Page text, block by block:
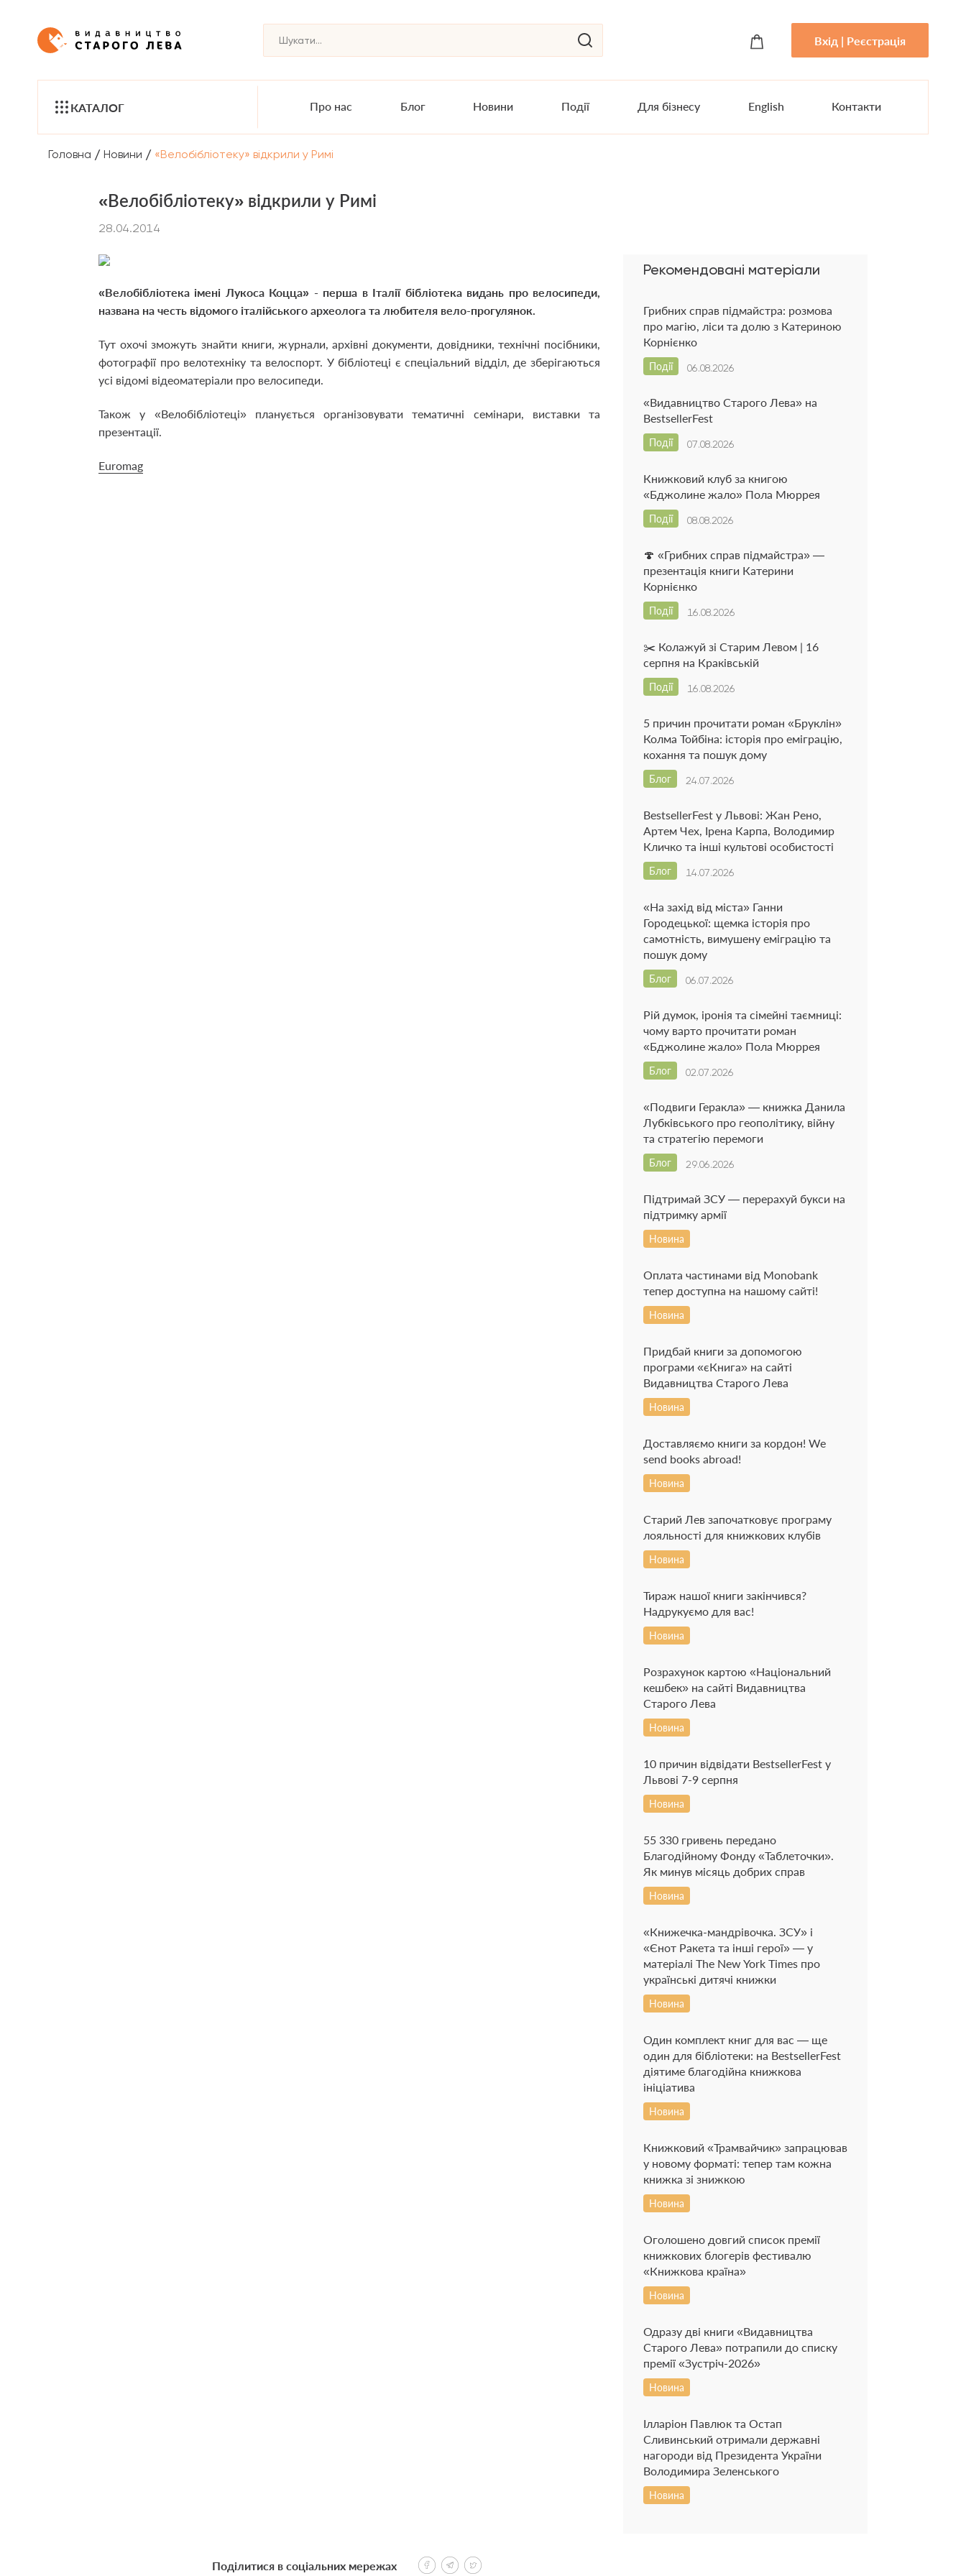
Вхід | Реєстрація
КАТАЛОГ Про нас Блог Новини Події Для бізнесу English Контакти
Головна / Новини / «Велобібліотеку» відкрили у Римі
«Велобібліотеку» відкрили у Римі
28.04.2014
«Велобібліотека імені Лукоса Коцца» - перша в Італії бібліотека видань про велосипеди,
названа на честь відомого італійського археолога та любителя вело-прогулянок.
Тут охочі зможуть знайти книги, журнали, архівні документи, довідники, технічні посібники,
фотографії про велотехніку та велоспорт. У бібліотеці є спеціальний відділ, де зберігаються
усі відомі відеоматеріали про велосипеди.
Також у «Велобібліотеці» планується організовувати тематичні семінари, виставки та
презентації.
Euromag
Рекомендовані матеріали
Грибних справ підмайстра: розмова
про магію, ліси та долю з Катериною
Корнієнко
06.08.2026
Події
«Видавництво Старого Лева» на
BestsellerFest
07.08.2026
Події
Книжковий клуб за книгою
«Бджолине жало» Пола Мюррея
08.08.2026
Події
🍄 «Грибних справ підмайстра» —
презентація книги Катерини
Корнієнко
16.08.2026
Події
✂️ Колажуй зі Старим Левом | 16
серпня на Краківській
16.08.2026
Події
5 причин прочитати роман «Бруклін»
Колма Тойбіна: історія про еміграцію,
кохання та пошук дому
24.07.2026
Блог
BestsellerFest у Львові: Жан Рено,
Артем Чех, Ірена Карпа, Володимир
Кличко та інші культові особистості
14.07.2026
Блог
«На захід від міста» Ганни
Городецької: щемка історія про
самотність, вимушену еміграцію та
пошук дому
06.07.2026
Блог
Рій думок, іронія та сімейні таємниці:
чому варто прочитати роман
«Бджолине жало» Пола Мюррея
02.07.2026
Блог
«Подвиги Геракла» — книжка Данила
Лубківського про геополітику, війну
та стратегію перемоги
29.06.2026
Блог
Підтримай ЗСУ — перерахуй букси на
підтримку армії
Новина
Оплата частинами від Monobank
тепер доступна на нашому сайті!
Новина
Придбай книги за допомогою
програми «єКнига» на сайті
Видавництва Старого Лева
Новина
Доставляємо книги за кордон! We
send books abroad!
Новина
Старий Лев започатковує програму
лояльності для книжкових клубів
Новина
Тираж нашої книги закінчився?
Надрукуємо для вас!
Новина
Розрахунок картою «Національний
кешбек» на сайті Видавництва
Старого Лева
Новина
10 причин відвідати BestsellerFest у
Львові 7-9 серпня
Новина
55 330 гривень передано
Благодійному Фонду «Таблеточки».
Як минув місяць добрих справ
Новина
«Книжечка-мандрівочка. ЗСУ» і
«Єнот Ракета та інші герої» — у
матеріалі The New York Times про
українські дитячі книжки
Новина
Один комплект книг для вас — ще
один для бібліотеки: на BestsellerFest
діятиме благодійна книжкова
ініціатива
Новина
Книжковий «Трамвайчик» запрацював
у новому форматі: тепер там кожна
книжка зі знижкою
Новина
Оголошено довгий список премії
книжкових блогерів фестивалю
«Книжкова країна»
Новина
Одразу дві книги «Видавництва
Старого Лева» потрапили до списку
премії «Зустріч-2026»
Новина
Ілларіон Павлюк та Остап
Сливинський отримали державні
нагороди від Президента України
Володимира Зеленського
Новина
Поділитися в соціальних мережах